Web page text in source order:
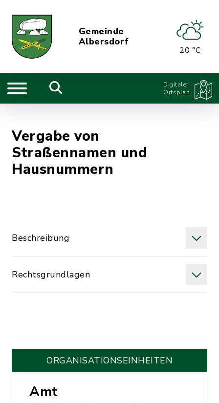
Gemeinde
Albersdorf
20 °C
Digitaler
Ortsplan
Vergabe von
Straßennamen und
Hausnummern
Beschreibung
Rechtsgrundlagen
ORGANISATIONS­EINHEITEN
Amt